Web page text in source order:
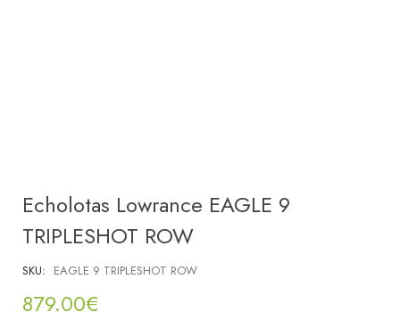
Echolotas Lowrance EAGLE 9
TRIPLESHOT ROW
SKU: EAGLE 9 TRIPLESHOT ROW
879.00€